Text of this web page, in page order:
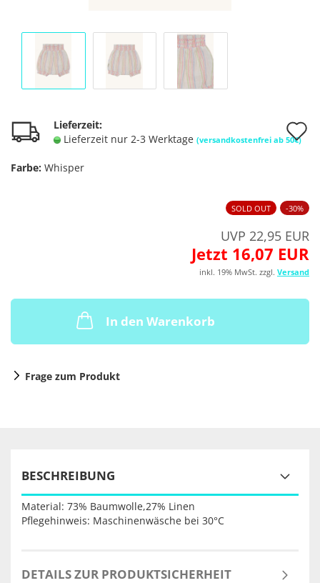
Lieferzeit:
Lieferzeit nur 2-3 Werktage (versandkostenfrei ab 50€)
Farbe: Whisper
SOLD OUT -30%
UVP 22,95 EUR
Jetzt 16,07 EUR
inkl. 19% MwSt. zzgl. Versand
In den Warenkorb
Frage zum Produkt
BESCHREIBUNG
Material: 73% Baumwolle,27% Linen
Pflegehinweis: Maschinenwäsche bei 30°C
DETAILS ZUR PRODUKTSICHERHEIT